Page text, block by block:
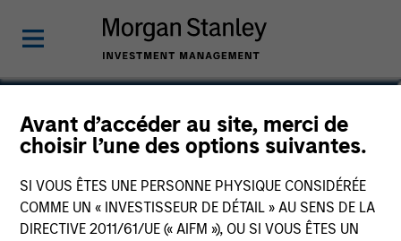
Avant d’accéder au site, merci de
choisir l’une des options suivantes.
SI VOUS ÊTES UNE PERSONNE PHYSIQUE CONSIDÉRÉE
COMME UN « INVESTISSEUR DE DÉTAIL » AU SENS DE LA
DIRECTIVE 2011/61/UE (« AIFM »), OU SI VOUS ÊTES UN
Brandon Matsui, CFA
Executive Director